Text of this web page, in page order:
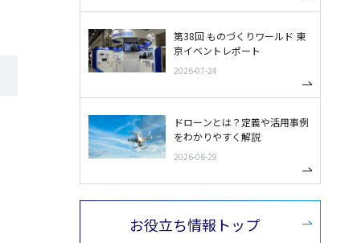
第38回 ものづくりワールド 東
京イベントレポート
2026-07-24
ドローンとは？定義や活用事例
をわかりやすく解説
2026-06-29
お役立ち情報トップ